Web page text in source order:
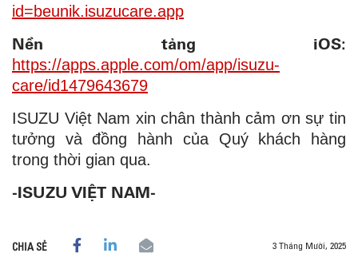
id=beunik.isuzucare.app
Nền tảng iOS:
https://apps.apple.com/om/app/isuzu-
care/id1479643679
ISUZU Việt Nam xin chân thành cảm ơn sự tin
tưởng và đồng hành của Quý khách hàng
trong thời gian qua.
-ISUZU VIỆT NAM-
CHIA SẺ 3 Tháng Mười, 2025